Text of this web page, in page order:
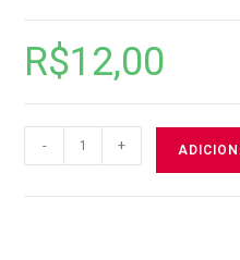
R$12,00
- +